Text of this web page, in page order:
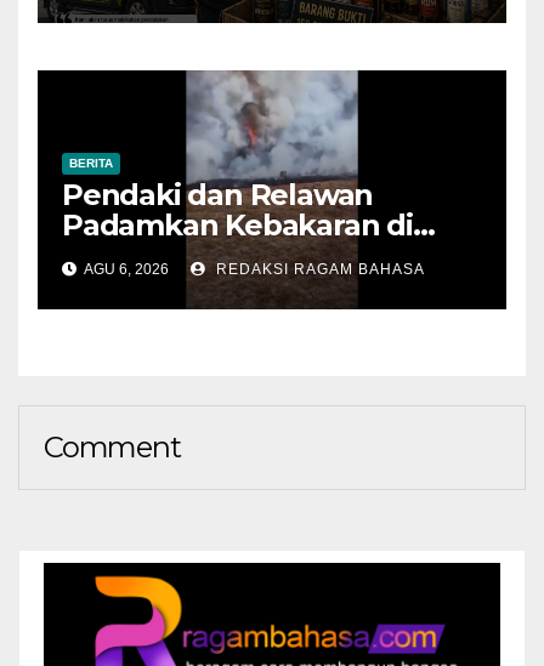
BERITA
Pendaki dan Relawan
Padamkan Kebakaran di
Alun-alun Suryakencana
Sebelum Meluas
AGU 6, 2026 REDAKSI RAGAM BAHASA
Comment